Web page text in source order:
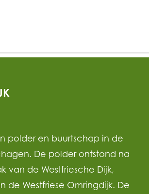
polder en buurtschap in de
De polder ontstond na
van de Westfriesche Dijk,
de Westfriese Omringdijk. De